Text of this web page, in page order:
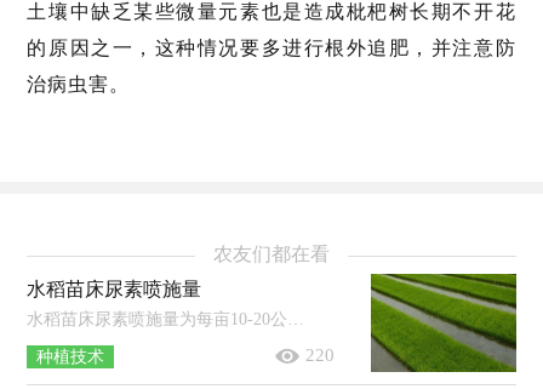
土壤中缺乏某些微量元素也是造成枇杷树长期不开花
的原因之一，这种情况要多进行根外追肥，并注意防
治病虫害。
农友们都在看
水稻苗床尿素喷施量
水稻苗床尿素喷施量为每亩10-20公斤，具体根据苗情而定。尿素含氮46%是水稻的理想用肥，在施用的时候，如果使用的尿素含氮量不合理，可能...
种植技术 220